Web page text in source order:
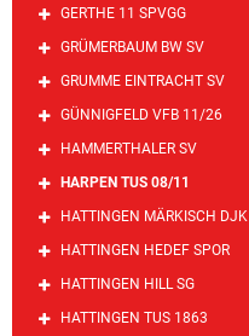
GERTHE 11 SPVGG
GRÜMERBAUM BW SV
GRUMME EINTRACHT SV
GÜNNIGFELD VFB 11/26
HAMMERTHALER SV
HARPEN TUS 08/11
HATTINGEN MÄRKISCH DJK
HATTINGEN HEDEF SPOR
HATTINGEN HILL SG
HATTINGEN TUS 1863